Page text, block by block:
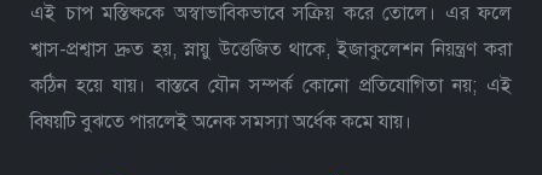
এই চাপ মস্তিষ্ককে অস্বাভাবিকভাবে সক্রিয় করে তোলে। এর ফলে
শ্বাস-প্রশ্বাস দ্রুত হয়, স্নায়ু উত্তেজিত থাকে, ইজাকুলেশন নিয়ন্ত্রণ করা
কঠিন হয়ে যায়। বাস্তবে যৌন সম্পর্ক কোনো প্রতিযোগিতা নয়; এই
বিষয়টি বুঝতে পারলেই অনেক সমস্যা অর্ধেক কমে যায়।